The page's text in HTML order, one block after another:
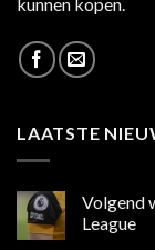
kunnen kopen.
LAATSTE
Volgend
League